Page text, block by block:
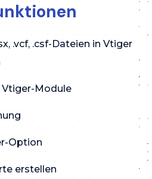
.vcf, .csf-Dateien in Vtiger
Vtiger-Module
Option
erstellen